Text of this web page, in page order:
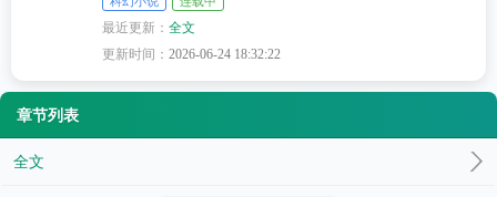
最近更新：全文
更新时间：2026-06-24 18:32:22
章节列表
全文